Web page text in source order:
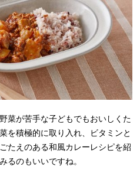
菜が苦手な子どもでもおいしくた
を積極的に取り入れ、ビタミンと
たえのある和風カレーレシピを紹
るのもいいですね。